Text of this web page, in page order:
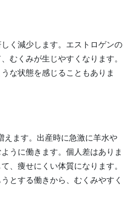
く減少します。エストロゲンの
むくみが生じやすくなります。
な状態を感じることもありま
えます。出産時に急激に羊水や
うに働きます。個人差はありま
、痩せにくい体質になります。
とする働きから、むくみやすく